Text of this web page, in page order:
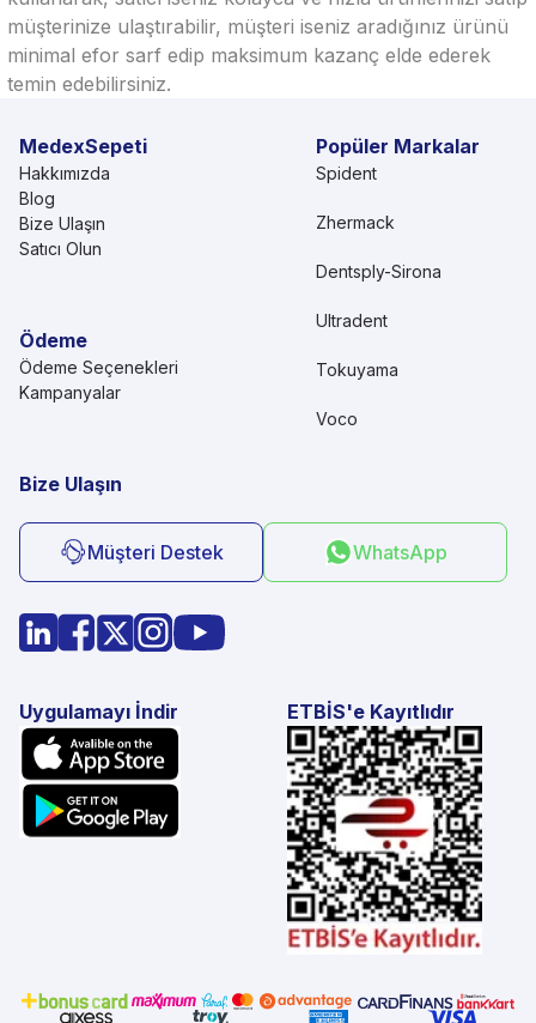
müşterinize ulaştırabilir, müşteri iseniz aradığınız ürünü
minimal efor sarf edip maksimum kazanç elde ederek
temin edebilirsiniz.
MedexSepeti
Hakkımızda
Blog
Bize Ulaşın
Satıcı Olun
Ödeme
Ödeme Seçenekleri
Kampanyalar
Popüler Markalar
Spident
Zhermack
Dentsply-Sirona
Ultradent
Tokuyama
Voco
Bize Ulaşın
Müşteri Destek WhatsApp
Uygulamayı İndir ETBİS'e Kayıtlıdır